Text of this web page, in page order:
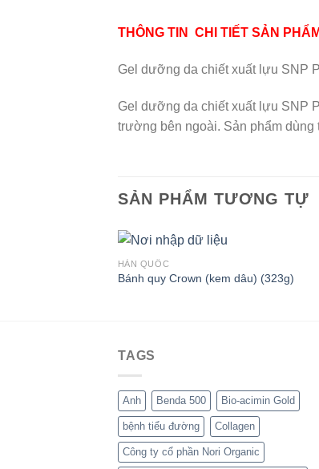
THÔNG TIN CHI TIẾT SẢN
Gel dưỡng da chiết xuất lựu SNP
Gel dưỡng da chiết xuất lựu SNP
trường bên ngoài. Sản phẩm dùng
SẢN PHẨM TƯƠNG TỰ
HÀN QUỐC
Bánh quy Crown (kem dâu) (323g)
TAGS
Anh Benda 500 Bio-acimin Gold
bệnh tiểu đường Collagen
Công ty cổ phần Nori Organic